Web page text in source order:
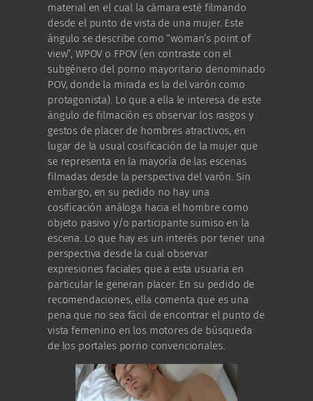
material en el cual la cámara esté filmando
desde el punto de vista de una mujer. Este
ángulo se describe como “woman’s point of
view”, WPOV o FPOV (en contraste con el
subgénero del porno mayoritario denominado
POV, donde la mirada es la del varón como
protagonista). Lo que a ella le interesa de este
ángulo de filmación es observar los rasgos y
gestos de placer de hombres atractivos, en
lugar de la usual cosificación de la mujer que
se representa en la mayoría de las escenas
filmadas desde la perspectiva del varón. Sin
embargo, en su pedido no hay una
cosificación análoga hacia el hombre como
objeto pasivo y/o participante sumiso en la
escena. Lo que hay es un interés por tener una
perspectiva desde la cual observar
expresiones faciales que a esta usuaria en
particular le generan placer. En su pedido de
recomendaciones, ella comenta que es una
pena que no sea fácil de encontrar el punto de
vista femenino en los motores de búsqueda
de los portales porno convencionales.